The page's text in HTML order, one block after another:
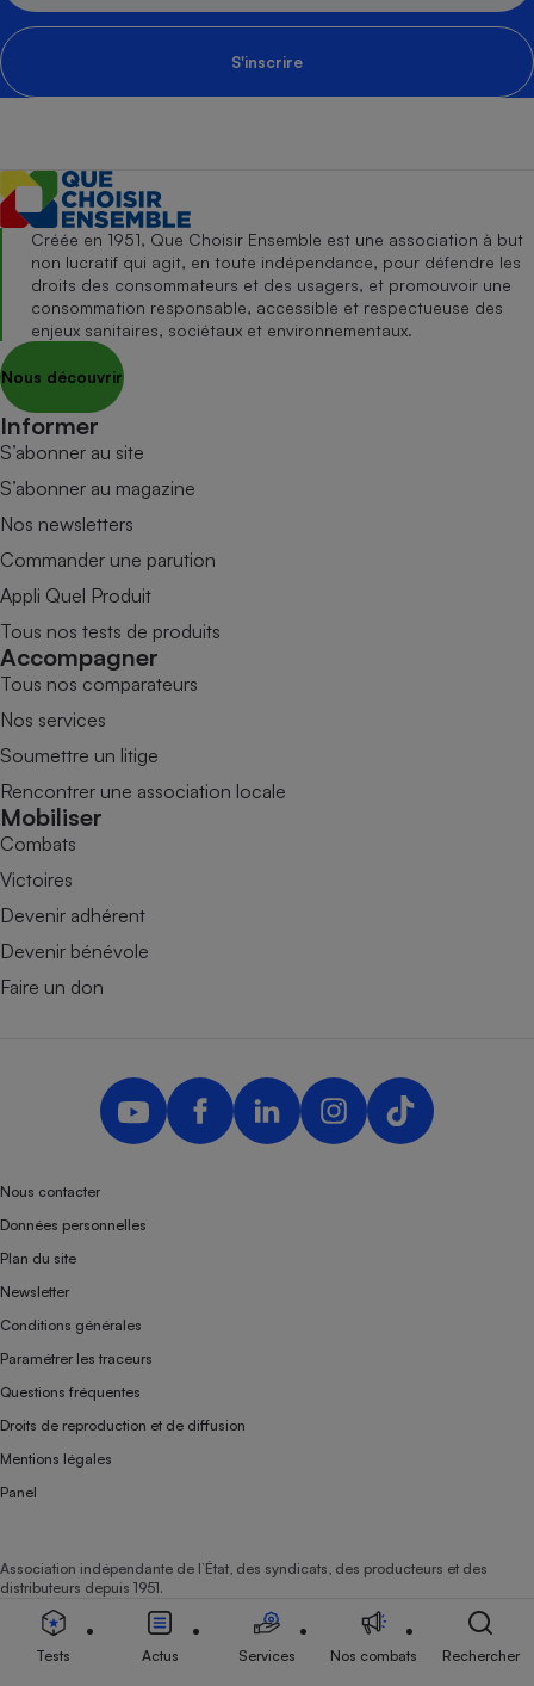
S'inscrire
Créée en 1951, Que Choisir Ensemble est une association à but
non lucratif qui agit, en toute indépendance, pour défendre les
droits des consommateurs et des usagers, et promouvoir une
consommation responsable, accessible et respectueuse des
enjeux sanitaires, sociétaux et environnementaux.
Nous découvrir
Informer
S’abonner au site
S’abonner au magazine
Nos newsletters
Commander une parution
Appli Quel Produit
Tous nos tests de produits
Accompagner
Tous nos comparateurs
Nos services
Soumettre un litige
Rencontrer une association locale
Mobiliser
Combats
Victoires
Devenir adhérent
Devenir bénévole
Faire un don
Nous contacter
Données personnelles
Plan du site
Newsletter
Conditions générales
Paramétrer les traceurs
Questions fréquentes
Droits de reproduction et de diffusion
Mentions légales
Panel
Association indépendante de l’État, des syndicats, des producteurs et des
distributeurs depuis 1951.
Tests Actus Services Nos combats Rechercher